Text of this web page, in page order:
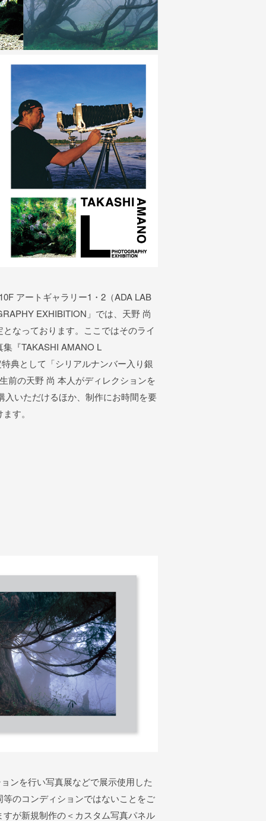
アートギャラリー1・2（ADA LAB
EXHIBITION」では、天野 尚
なっております。ここではそのライ
『TAKASHI AMANO L
典として「シリアルナンバー入り銀
前の天野 尚 本人がディレクションを
いただけるほか、制作にお時間を要
す。
ンを行い写真展などで展示使用した
のコンディションではないことをご
が新規制作の＜カスタム写真パネル